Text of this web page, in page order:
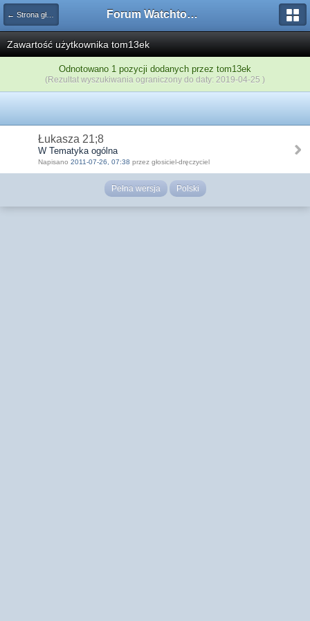
← Strona główna Forum Watchtower
Zawartość użytkownika tom13ek
Odnotowano 1 pozycji dodanych przez tom13ek
(Rezultat wyszukiwania ograniczony do daty: 2019-04-25 )
Łukasza 21;8
W Tematyka ogólna
Napisano 2011-07-26, 07:38 przez głosiciel-dręczyciel
Pełna wersja Polski